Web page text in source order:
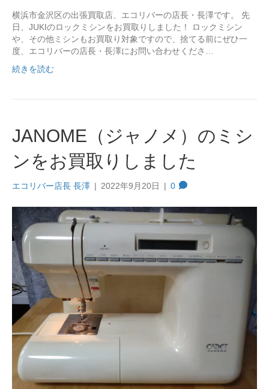
横浜市金沢区の出張買取店、エコリバーの店長・長澤です。 先
日、JUKIのロックミシンをお買取りしました！ ロックミシン
や、その他ミシンもお買取り対象ですので、捨てる前にぜひ一
度、エコリバーの店長・長澤にお問い合わせくださ…
続きを読む
JANOME（ジャノメ）のミシ
ンをお買取りしました
エコリバー店長 長澤 | 2022年9月20日 | 0